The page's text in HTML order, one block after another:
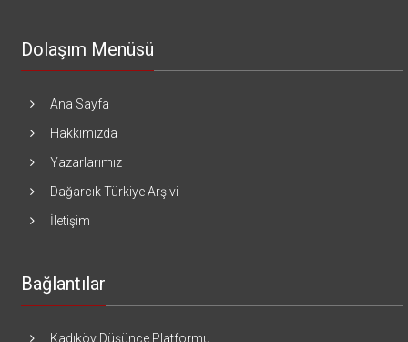
Dolaşım Menüsü
Ana Sayfa
Hakkımızda
Yazarlarımız
Dağarcık Türkiye Arşivi
İletişim
Bağlantılar
Kadıköy Düşünce Platformu